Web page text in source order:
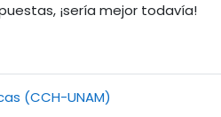
¡sería mejor todavía!
(CCH-UNAM)